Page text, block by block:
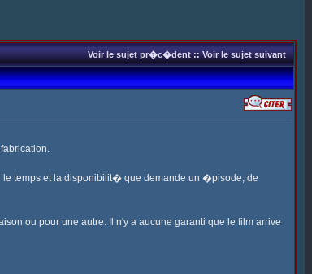
Voir le sujet pr�c�dent::Voir le sujet suivant
temps et la disponibilit� que demande un �pisode, de
ou pour une autre. Il n'y a aucune garanti que le film arrive